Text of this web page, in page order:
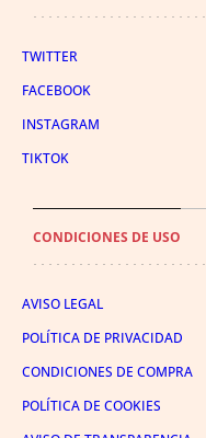
TWITTER
FACEBOOK
INSTAGRAM
TIKTOK
CONDICIONES DE USO
AVISO LEGAL
POLÍTICA DE PRIVACIDAD
CONDICIONES DE COMPRA
POLÍTICA DE COOKIES